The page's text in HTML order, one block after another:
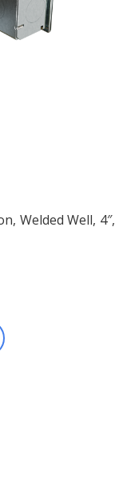
Welded Well, 4″,